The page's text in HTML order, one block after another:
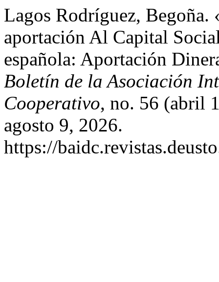
Lagos Rodríguez, Begoña.
aportación Al Capital
española: Aportación
Boletín de la Asociación
Cooperativo, no. 56 (abril
agosto 9, 2026.
https://